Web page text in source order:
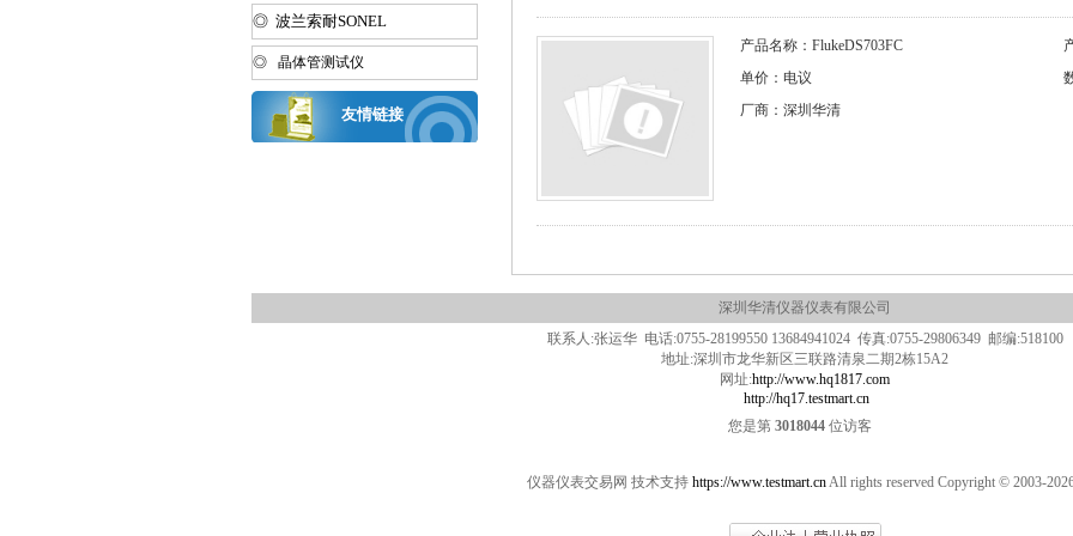
◎ 波兰索耐SONEL
◎ 晶体管测试仪
友情链接
产品名称：FlukeDS703FC
单价：电议
厂商：深圳华清
深圳华清仪器仪表有限公司
联系人:张运华 电话:0755-28199550 13684941024 传真:0755-29806349 邮编:518100
地址:深圳市龙华新区三联路清泉二期2栋15A2
网址:http://www.hq1817.com
http://hq17.testmart.cn
您是第 3018044 位访客
仪器仪表交易网 技术支持 https://www.testmart.cnAll rights reserved Copyright © 2003-